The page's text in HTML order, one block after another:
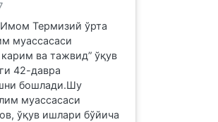
Термизий ўрта
муассасаси
ва тажвид” ўқув
42-давра
бошлади.Шу
муассасаси
ўқув ишлари бўйича